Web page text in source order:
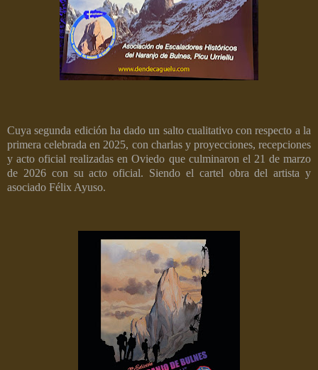
Cuya segunda edición ha dado un salto cualitativo con respecto a la
primera celebrada en 2025, con charlas y proyecciones, recepciones
y acto oficial realizadas en Oviedo que culminaron el 21 de marzo
de 2026 con su acto oficial. Siendo el cartel obra del artista y
asociado Félix Ayuso.